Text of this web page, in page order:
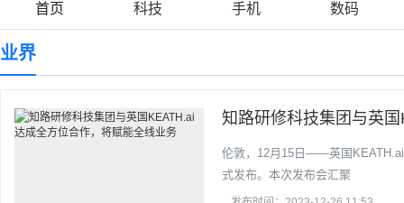
首页 科技 手机 数码
业界
知路研修科技集团与英
伦敦，12月15日——英国KEATH.ai
式发布。本次发布会汇聚